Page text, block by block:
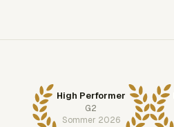
High Performer
G2
Sommer 2026